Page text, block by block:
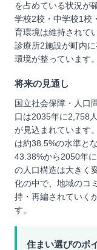
を占めている状況が
学校2校・中学校1校
育環境は維持されて
診療所2施設が町内
環境が整っています。
将来の見通し
国立社会保障・人口
口は2035年に2,758
が見込まれています
は約38.5%の水準と
43.38%から2050年
の人口構造は大きく
化の中で、地域のコ
持・再編されていく
す。
住まい選びのポ